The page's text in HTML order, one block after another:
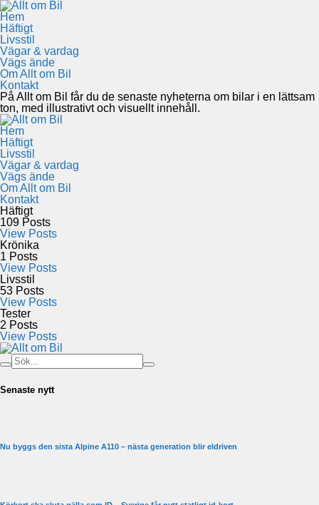
Hem
Häftigt
Livsstil
Vägar & vardag
Vägs ände
Om Allt om Bil
Kontakt
På Allt om Bil får du de senaste nyheterna om bilar i en lättsam
ton, med illustrativt och visuellt innehåll.
Hem
Häftigt
Livsstil
Vägar & vardag
Vägs ände
Om Allt om Bil
Kontakt
Häftigt
109 Posts
View Posts
Krönika
1 Posts
View Posts
Livsstil
53 Posts
View Posts
Tester
2 Posts
View Posts
Senaste nytt
Nu byggs den sista Alpine A110 – nästa generation blir eldriven